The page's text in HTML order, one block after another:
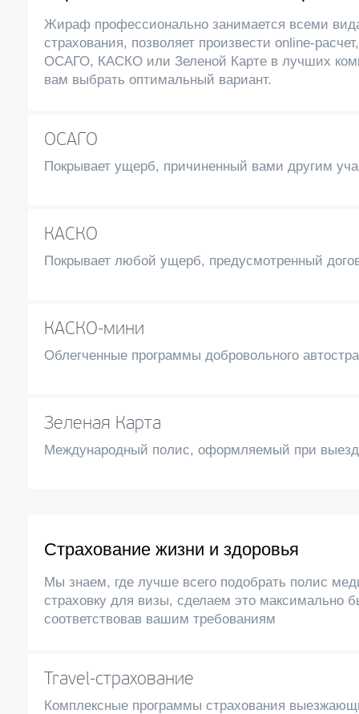
Жираф профессионально занимается всеми
страхования, позволяет произвести online-
ОСАГО, КАСКО или Зеленой Карте в лучших
вам выбрать оптимальный вариант.
ОСАГО
Покрывает ущерб, причиненный вами другим
КАСКО
Покрывает любой ущерб, предусмотренный
КАСКО-мини
Облегченные программы добровольного
Зеленая Карта
Международный полис, оформляемый при
Страхование жизни и здоровья
Мы знаем, где лучше всего подобрать полис
страховку для визы, сделаем это максимально
соответствовав вашим требованиям
Travel-страхование
Комплексные программы страхования